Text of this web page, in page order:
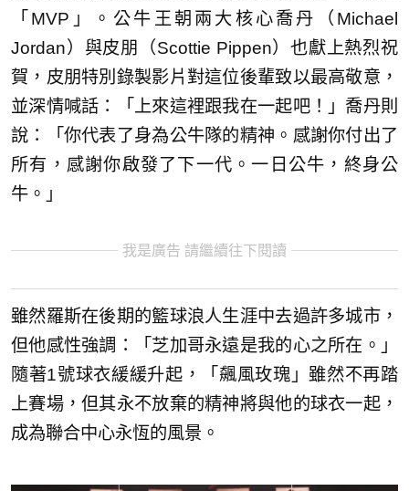
「MVP」。公牛王朝兩大核心喬丹（Michael
Jordan）與皮朋（Scottie Pippen）也獻上熱烈祝
賀，皮朋特別錄製影片對這位後輩致以最高敬意，
並深情喊話：「上來這裡跟我在一起吧！」喬丹則
說：「你代表了身為公牛隊的精神。感謝你付出了
所有，感謝你啟發了下一代。一日公牛，終身公
牛。」
我是廣告 請繼續往下閱讀
雖然羅斯在後期的籃球浪人生涯中去過許多城市，
但他感性強調：「芝加哥永遠是我的心之所在。」
隨著1號球衣緩緩升起，「飆風玫瑰」雖然不再踏
上賽場，但其永不放棄的精神將與他的球衣一起，
成為聯合中心永恆的風景。